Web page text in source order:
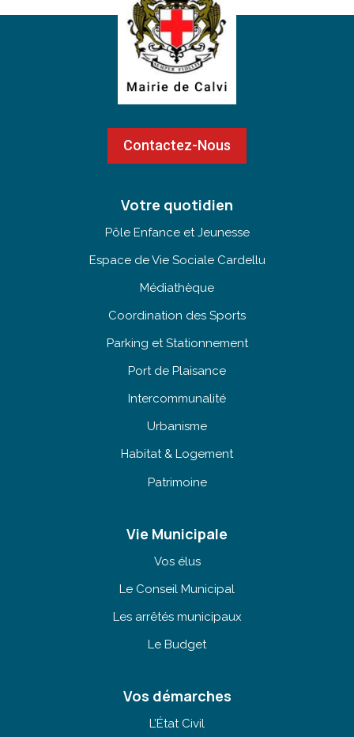
Contactez-Nous
Votre quotidien
Pôle Enfance et Jeunesse
Espace de Vie Sociale Cardellu
Médiathèque
Coordination des Sports
Parking et Stationnement
Port de Plaisance
Intercommunalité
Urbanisme
Habitat & Logement
Patrimoine
Vie Municipale
Vos élus
Le Conseil Municipal
Les arrêtés municipaux
Le Budget
Vos démarches
L’État Civil